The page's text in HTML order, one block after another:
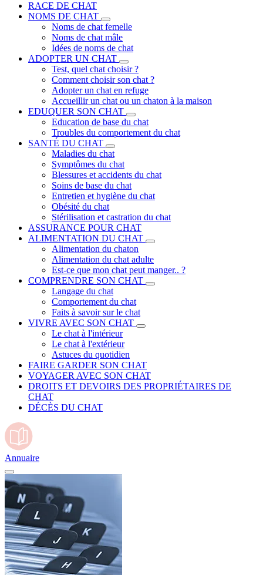
RACE DE CHAT
NOMS DE CHAT
Noms de chat femelle
Noms de chat mâle
Idées de noms de chat
ADOPTER UN CHAT
Test, quel chat choisir ?
Comment choisir son chat ?
Adopter un chat en refuge
Accueillir un chat ou un chaton à la maison
EDUQUER SON CHAT
Education de base du chat
Troubles du comportement du chat
SANTÉ DU CHAT
Maladies du chat
Symptômes du chat
Blessures et accidents du chat
Soins de base du chat
Entretien et hygiène du chat
Obésité du chat
Stérilisation et castration du chat
ASSURANCE POUR CHAT
ALIMENTATION DU CHAT
Alimentation du chaton
Alimentation du chat adulte
Est-ce que mon chat peut manger.. ?
COMPRENDRE SON CHAT
Langage du chat
Comportement du chat
Faits à savoir sur le chat
VIVRE AVEC SON CHAT
Le chat à l'intérieur
Le chat à l'extérieur
Astuces du quotidien
FAIRE GARDER SON CHAT
VOYAGER AVEC SON CHAT
DROITS ET DEVOIRS DES PROPRIÉTAIRES DE
CHAT
DÉCÈS DU CHAT
Annuaire